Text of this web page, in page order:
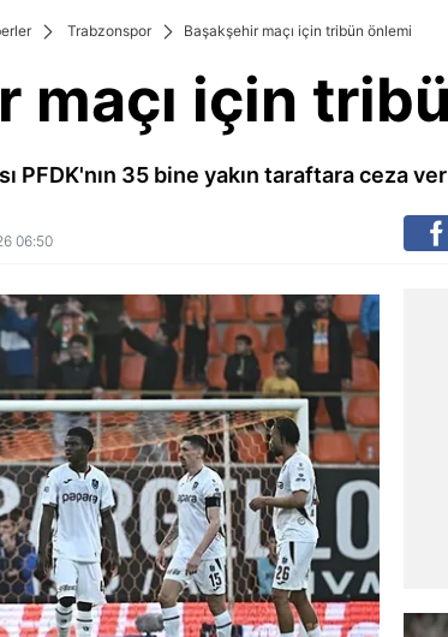
Trabzonspor Başakşehir maçı için tribün önlemi
maçı için
PFDK'nın 35 bine yakın taraftara ceza
06:50